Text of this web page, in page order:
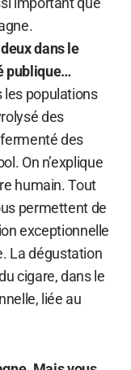
dans le
publique…
les populations
des
des
On n’explique
humain. Tout
permettent de
exceptionnelle
La dégustation
cigare, dans le
liée au